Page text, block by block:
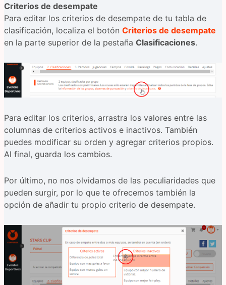
Criterios de desempate
Para editar los criterios de desempate de tu tabla de
clasificación, localiza el botón Criterios de desempate
en la parte superior de la pestaña Clasificaciones.
Para editar los criterios, arrastra los valores entre las
columnas de criterios activos e inactivos. También
puedes modificar su orden y agregar criterios propios.
Al final, guarda los cambios.
Por último, no nos olvidamos de las peculiaridades que
pueden surgir, por lo que te ofrecemos también la
opción de añadir tu propio criterio de desempate.